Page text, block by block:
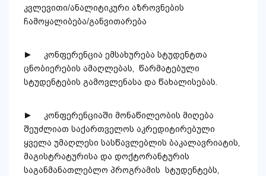
კვლევითი/ანალიტიკური აზროვნების
ჩამოყალიბება/განვითარება
► კონფერენცია ემსახურება სტუდენტთა
ცნობიერების ამაღლებას, წარმატებული
სტუდენტების გამოვლენასა და წახალისებას.
► კონფერენციაში მონაწილეობის მიღება
შეუძლიათ საქართველოს აკრედიტირებული
ყველა უმაღლესი სასწავლებლის ბაკალავრიატის,
მაგისტრატურისა და დოქტორანტურის
საგანმანათლებლო პროგრამის სტუდენტებს,